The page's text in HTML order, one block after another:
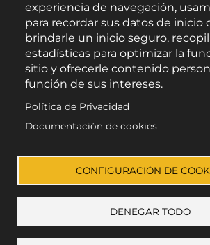
experiencia de navegación,
para recordar sus datos de inicio
brindarle un inicio seguro,
estadísticas para optimizar la
sitio y ofrecerle contenido
función de sus intereses.
Política de Privacidad
Documentación de cookies
CONFIGURACIÓN DE
DENEGAR TODO
Aviso Legal
Privacidad Cookies